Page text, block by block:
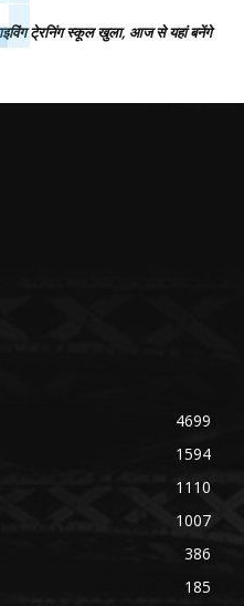
टे्रनिंग स्कूल खुला, आज से यहां बनेंगे
4699
1594
1110
1007
386
185